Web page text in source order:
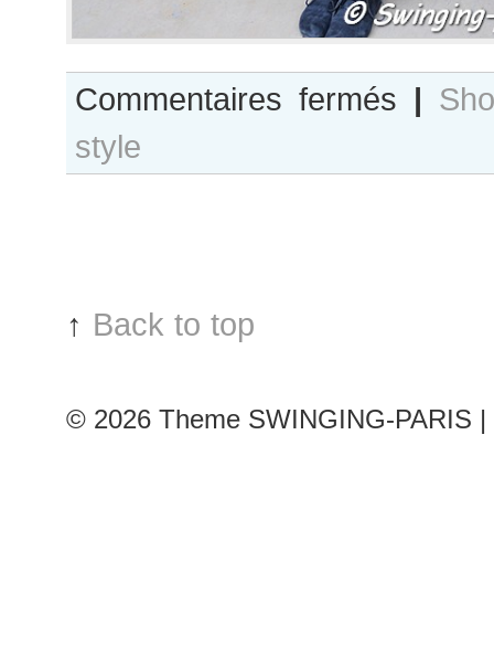
Commentaires fermés Marike
Roux
|
style
↑ Back to top
© 2026 Theme SWINGING-PARIS